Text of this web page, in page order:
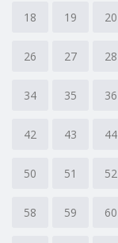
18 19 20
26 27 28
34 35 36
42 43 44
50 51 52
58 59 60